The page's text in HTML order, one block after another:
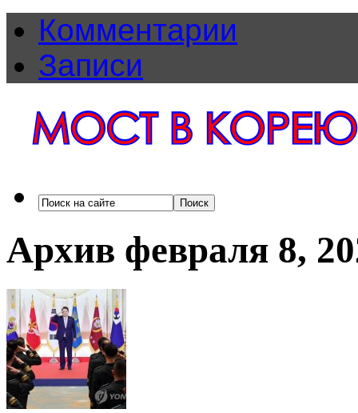
Комментарии
Записи
Архив февраля 8,